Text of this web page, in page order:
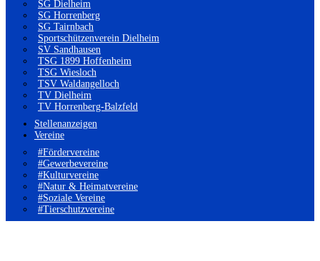
SG Dielheim
SG Horrenberg
SG Tairnbach
Sportschützenverein Dielheim
SV Sandhausen
TSG 1899 Hoffenheim
TSG Wiesloch
TSV Waldangelloch
TV Dielheim
TV Horrenberg-Balzfeld
Stellenanzeigen
Vereine
#Fördervereine
#Gewerbevereine
#Kulturvereine
#Natur & Heimatvereine
#Soziale Vereine
#Tierschutzvereine